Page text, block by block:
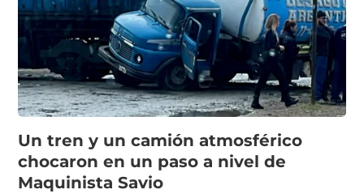
Un tren y un camión atmosférico
chocaron en un paso a nivel de
Maquinista Savio